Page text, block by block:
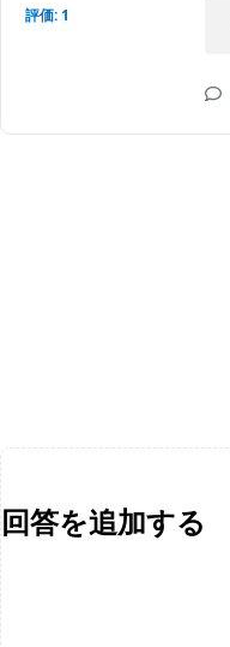
評価: 1
回答を追加する